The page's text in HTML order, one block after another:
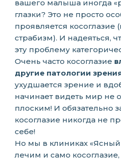
вашего малыша иногда
глазки? Это не просто
проявляется
страбизм). И надеяться,
эту проблему
Очень часто косоглазие
другие патологии
ухудшается зрение и
начинает видеть мир не
плоским! И обязательно
косоглазие никогда не
себе!
Но мы в клиниках
лечим и само